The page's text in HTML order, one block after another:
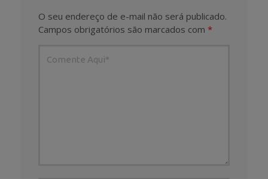
O seu endereço de e-mail não será publicado.
Campos obrigatórios são marcados com *